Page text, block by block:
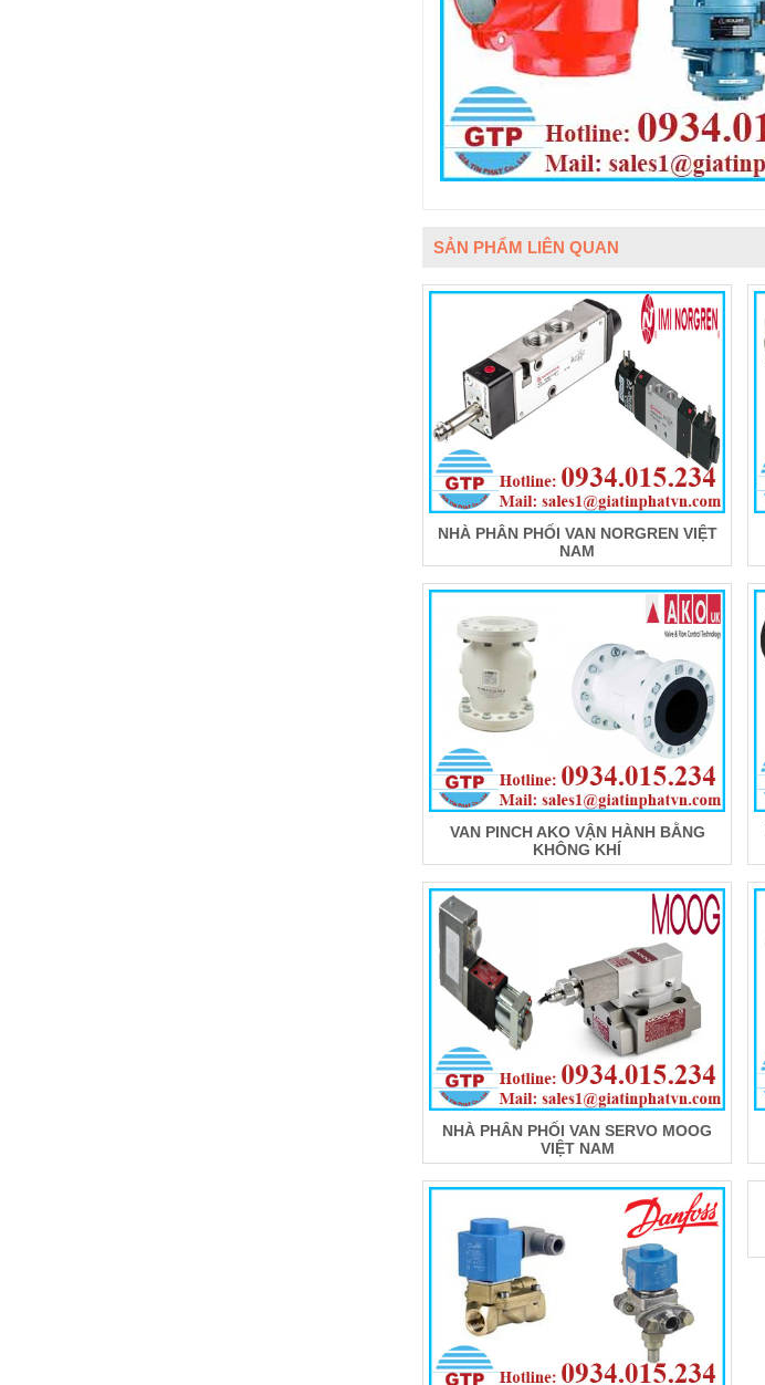
SẢN PHẨM LIÊN QUAN
NHÀ PHÂN PHỐI VAN NORGREN VIỆT
NAM
VAN PINCH AKO VẬN HÀNH BẰNG
KHÔNG KHÍ
NHÀ PHÂN PHỐI VAN SERVO MOOG
VIỆT NAM